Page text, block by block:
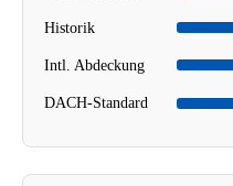
Historik
Intl. Abdeckung
DACH-Standard